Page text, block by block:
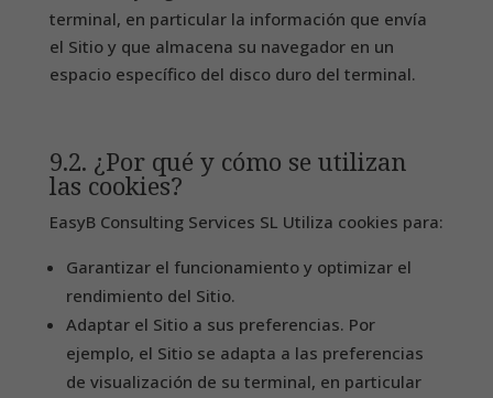
terminal, en particular la información que envía
el Sitio y que almacena su navegador en un
espacio específico del disco duro del terminal.
9.2. ¿Por qué y cómo se utilizan
las cookies?
EasyB Consulting Services SL Utiliza cookies para:
Garantizar el funcionamiento y optimizar el
rendimiento del Sitio.
Adaptar el Sitio a sus preferencias. Por
ejemplo, el Sitio se adapta a las preferencias
de visualización de su terminal, en particular